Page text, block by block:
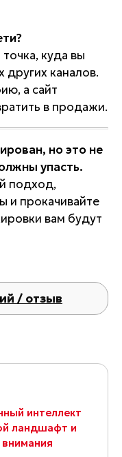
куда вы
каналов.
а сайт
в продажи.
но это не
упасть.
подход,
и прокачивайте
вам будут
/ отзыв
интеллект
ландшафт и